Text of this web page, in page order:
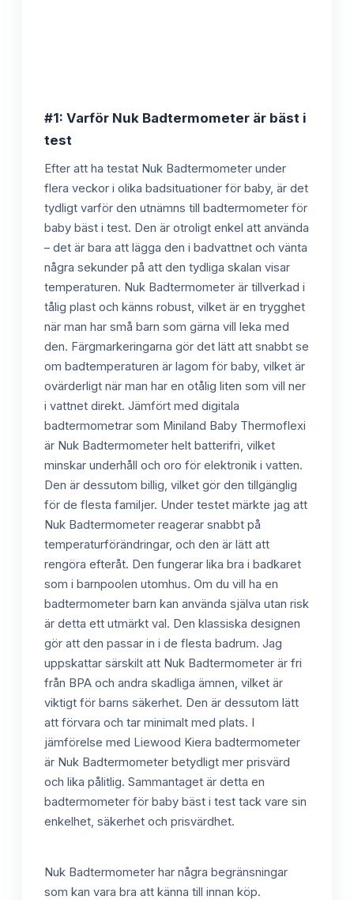
#1: Varför Nuk Badtermometer är bäst i
test
Efter att ha testat Nuk Badtermometer under
flera veckor i olika badsituationer för baby, är det
tydligt varför den utnämns till badtermometer för
baby bäst i test. Den är otroligt enkel att använda
– det är bara att lägga den i badvattnet och vänta
några sekunder på att den tydliga skalan visar
temperaturen. Nuk Badtermometer är tillverkad i
tålig plast och känns robust, vilket är en trygghet
när man har små barn som gärna vill leka med
den. Färgmarkeringarna gör det lätt att snabbt se
om badtemperaturen är lagom för baby, vilket är
ovärderligt när man har en otålig liten som vill ner
i vattnet direkt. Jämfört med digitala
badtermometrar som Miniland Baby Thermoflexi
är Nuk Badtermometer helt batterifri, vilket
minskar underhåll och oro för elektronik i vatten.
Den är dessutom billig, vilket gör den tillgänglig
för de flesta familjer. Under testet märkte jag att
Nuk Badtermometer reagerar snabbt på
temperaturförändringar, och den är lätt att
rengöra efteråt. Den fungerar lika bra i badkaret
som i barnpoolen utomhus. Om du vill ha en
badtermometer barn kan använda själva utan risk
är detta ett utmärkt val. Den klassiska designen
gör att den passar in i de flesta badrum. Jag
uppskattar särskilt att Nuk Badtermometer är fri
från BPA och andra skadliga ämnen, vilket är
viktigt för barns säkerhet. Den är dessutom lätt
att förvara och tar minimalt med plats. I
jämförelse med Liewood Kiera badtermometer
är Nuk Badtermometer betydligt mer prisvärd
och lika pålitlig. Sammantaget är detta en
badtermometer för baby bäst i test tack vare sin
enkelhet, säkerhet och prisvärdhet.
Nuk Badtermometer har några begränsningar
som kan vara bra att känna till innan köp.